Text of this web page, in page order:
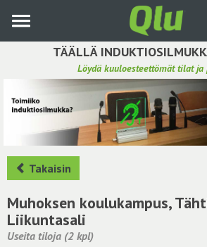
pääsisältöön
TÄÄLLÄ
Löydä kuuloesteettömät tilat ja
Etsi induktiosilmukka
Tee ehdotus ja vaikuta
Hae ehdotuksia
Käyttöohje
Yhteydenottopyyntö
Takaisin
Muhoksen koulukampus,
Liikuntasali
Useita tiloja (2 kpl)